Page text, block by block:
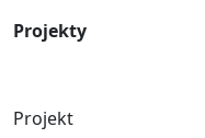
Projekty
Projekt